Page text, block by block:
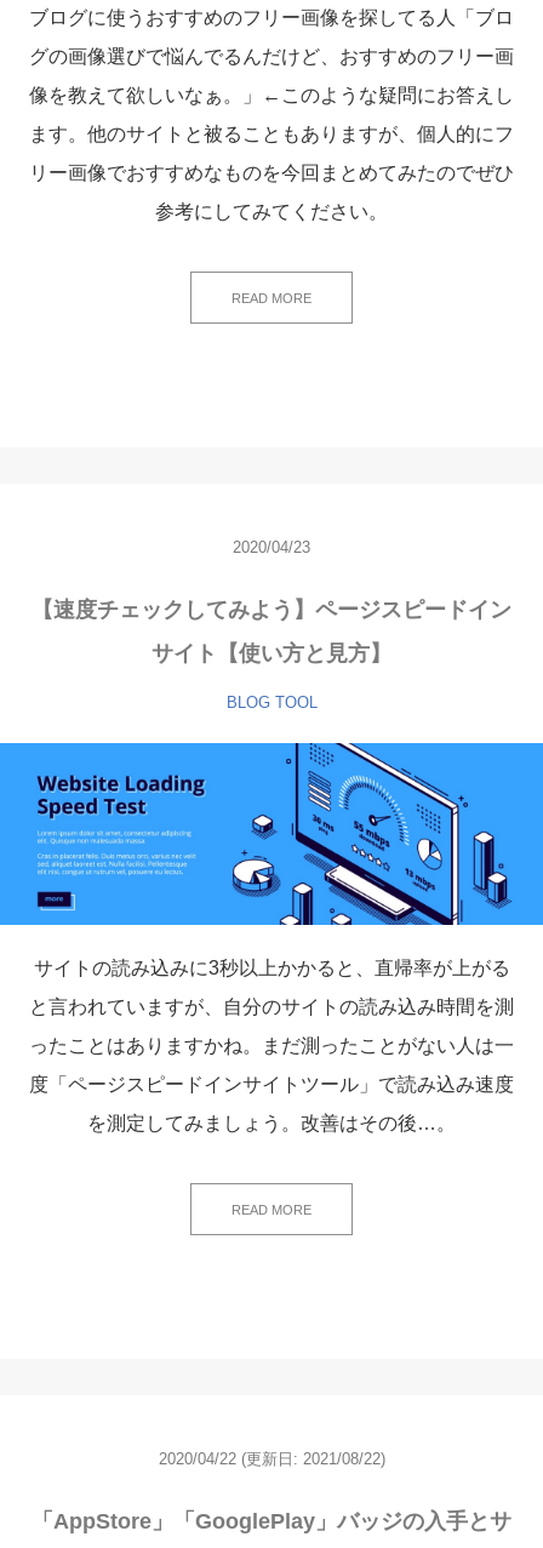
ブログに使うおすすめのフリー画像を探してる人「ブロ
グの画像選びで悩んでるんだけど、おすすめのフリー画
像を教えて欲しいなぁ。」←このような疑問にお答えし
ます。他のサイトと被ることもありますが、個人的にフ
リー画像でおすすめなものを今回まとめてみたのでぜひ
参考にしてみてください。
READ MORE
2020/04/23
【速度チェックしてみよう】ページスピードイン
サイト【使い方と見方】
BLOG TOOL
サイトの読み込みに3秒以上かかると、直帰率が上がる
と言われていますが、自分のサイトの読み込み時間を測
ったことはありますかね。まだ測ったことがない人は一
度「ページスピードインサイトツール」で読み込み速度
を測定してみましょう。改善はその後…。
READ MORE
2020/04/22 (更新日: 2021/08/22)
「AppStore」「GooglePlay」バッジの入手とサ